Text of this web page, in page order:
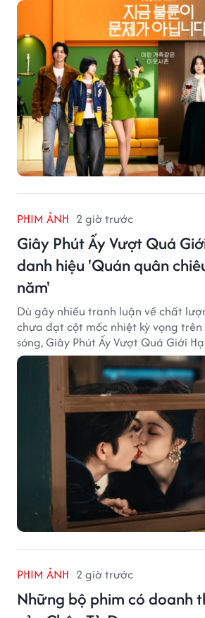
PHIM ẢNH 2 giờ trước
Giây Phút Ấy Vượt Quá
danh hiệu 'Quán quân
năm'
Dù gây nhiều tranh luận về chất
chưa đạt cột mốc nhiệt kỳ vọng
sóng, Giây Phút Ấy Vượt Quá Giới
hiện tượng ở khía cạnh thương mại.
PHIM ẢNH 2 giờ trước
Những bộ phim có doanh